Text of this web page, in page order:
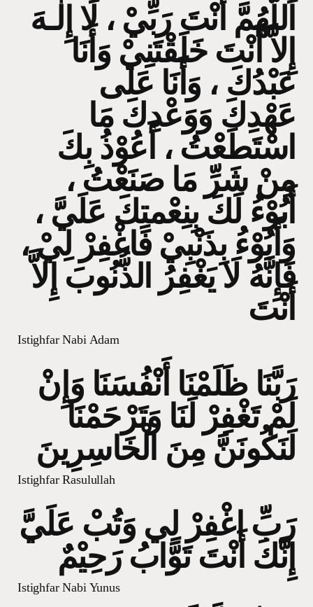
اَللَّهُمَّ أَنْتَ رَبِّيْ ، لَا إِلٰـهَ
إِلاَّ أَنْتَ خَلَقْتَنِيْ وَأَنَا
عَبْدُكَ ، وَأَنَا عَلَى
عَهْدِكَ وَوَعْدِكَ مَا
اسْتَطَعْتُ ، أَعُوْذُ بِكَ
مِنْ شَرِّ مَا صَنَعْتُ ،
أَبُوْءُ لَكَ بِنِعْمتِكَ عَلَيَّ ،
وَأَبُوْءُ بِذَنْبِيْ فَاغْفِرْ لِيْ ،
فَإِنَّهُ لَا يَغْفِرُ الذُّنُوبَ إِلاَّ
أَنْتَ
Istighfar Nabi Adam
رَبَّنَا ظَلَمْنَا أَنْفُسَنَا وَإِنْ
لَمْ تَغْفِرْ لَنَا وَتَرْحَمْنَا
لَنَكُونَنَّ مِنَ الْخَاسِرِينَ
Istighfar Rasulullah
رَبِّ اغْفِرْ لِي وَتُبْ عَلَيَّ
إِنَّكَ أَنْتَ تَوَّابُ رَحِيْمٌ
Istighfar Nabi Yunus